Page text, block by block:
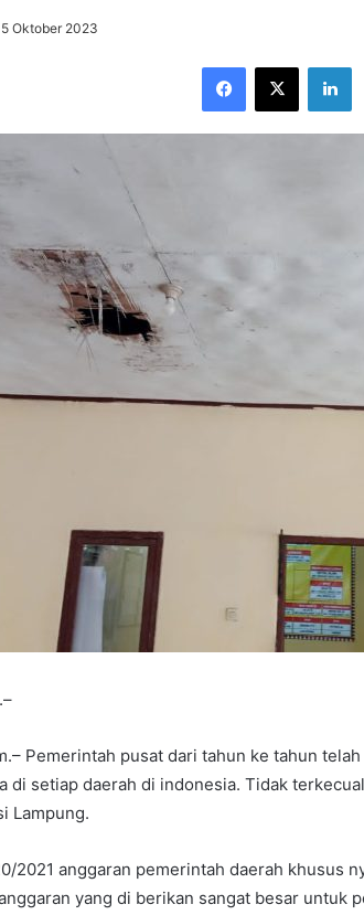
5 Oktober 2023
Facebook
X
Pemerintah pusat dari tahun ke tahun
di setiap daerah di indonesia. Tidak
Lampung.
2021 anggaran pemerintah daerah khusus
yang di berikan sangat besar untuk